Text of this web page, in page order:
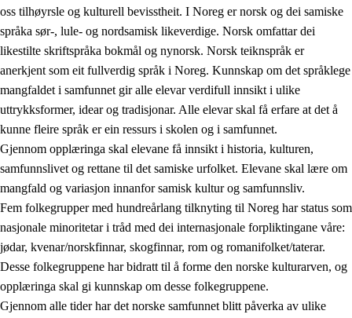
oss tilhøyrsle og kulturell bevisstheit. I Noreg er norsk og dei samiske
språka sør-, lule- og nordsamisk likeverdige. Norsk omfattar dei
likestilte skriftspråka bokmål og nynorsk. Norsk teiknspråk er
anerkjent som eit fullverdig språk i Noreg. Kunnskap om det språklege
mangfaldet i samfunnet gir alle elevar verdifull innsikt i ulike
uttrykksformer, idear og tradisjonar. Alle elevar skal få erfare at det å
kunne fleire språk er ein ressurs i skolen og i samfunnet.
Gjennom opplæringa skal elevane få innsikt i historia, kulturen,
samfunnslivet og rettane til det samiske urfolket. Elevane skal lære om
mangfald og variasjon innanfor samisk kultur og samfunnsliv.
Fem folkegrupper med hundreårlang tilknyting til Noreg har status som
nasjonale minoritetar i tråd med dei internasjonale forpliktingane våre:
jødar, kvenar/norskfinnar, skogfinnar, rom og romanifolket/taterar.
Desse folkegruppene har bidratt til å forme den norske kulturarven, og
opplæringa skal gi kunnskap om desse folkegruppene.
Gjennom alle tider har det norske samfunnet blitt påverka av ulike